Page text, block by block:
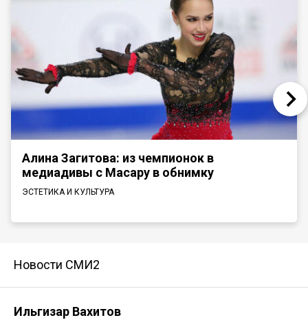
Алина Загитова: из чемпионок в
медиадивы с Масару в обнимку
ЭСТЕТИКА И КУЛЬТУРА
Новости СМИ2
Ильгизар Вахитов